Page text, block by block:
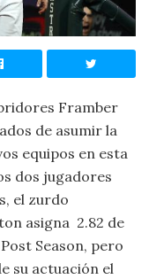
Framber
de asumir la
equipos en esta
dos jugadores
el zurdo
asigna 2.82 de
Season, pero
su actuación el